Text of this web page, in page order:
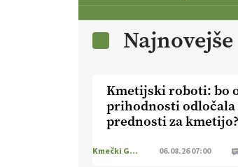
Najnovejše
Kmetijski roboti: bo
prihodnosti odločala
prednosti za kmetijo?
Kmečki Glas 06.08.26 07:00